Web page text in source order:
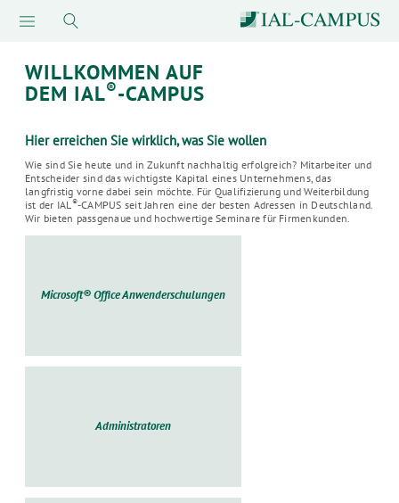
WILLKOMMEN AUF
DEM IAL®-CAMPUS
Hier erreichen Sie wirklich, was Sie wollen
Wie sind Sie heute und in Zukunft nachhaltig erfolgreich? Mitarbeiter und
Entscheider sind das wichtigste Kapital eines Unternehmens, das
langfristig vorne dabei sein möchte. Für Qualifizierung und Weiterbildung
ist der IAL®-CAMPUS seit Jahren eine der besten Adressen in Deutschland.
Wir bieten passgenaue und hochwertige Seminare für Firmenkunden.
Microsoft® Office Anwenderschulungen
Administratoren